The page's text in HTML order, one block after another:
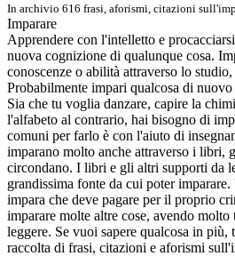
In archivio 616 frasi, aforismi, citazioni
Imparare
Apprendere con l'intelletto e
nuova cognizione di qualunque cosa.
conoscenze o abilità attraverso lo
Probabilmente impari qualcosa di
Sia che tu voglia danzare, capire la
l'alfabeto al contrario, hai bisogno di
comuni per farlo è con l'aiuto di
imparano molto anche attraverso i libri,
circondano. I libri e gli altri supporti da
grandissima fonte da cui poter
impara che deve pagare per il proprio
imparare molte altre cose, avendo
leggere. Se vuoi sapere qualcosa in più,
raccolta di frasi, citazioni e aforismi